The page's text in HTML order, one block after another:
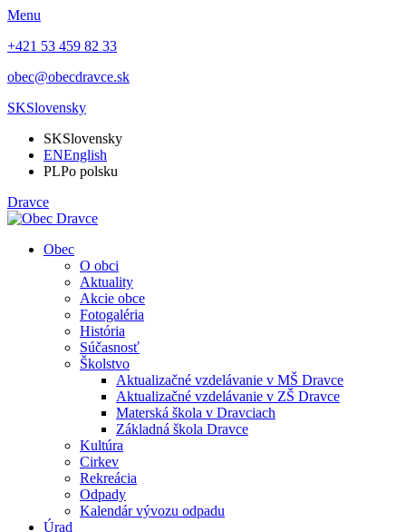
Menu
+421 53 459 82 33
obec@obecdravce.sk
SKSlovensky
SKSlovensky
ENEnglish
PLPo polsku
Dravce
Obec
O obci
Aktuality
Akcie obce
Fotogaléria
História
Súčasnosť
Školstvo
Aktualizačné vzdelávanie v MŠ Dravce
Aktualizačné vzdelávanie v ZŠ Dravce
Materská škola v Dravciach
Základná škola Dravce
Kultúra
Cirkev
Rekreácia
Odpady
Kalendár vývozu odpadu
Úrad